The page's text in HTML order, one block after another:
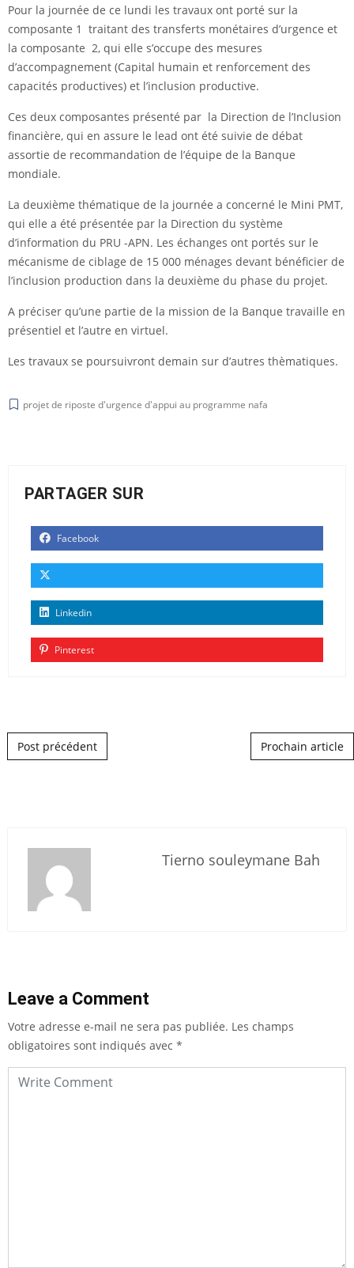
Pour la journée de ce lundi les travaux ont porté sur la
composante 1 traitant des transferts monétaires d’urgence et
la composante 2, qui elle s’occupe des mesures
d’accompagnement (Capital humain et renforcement des
capacités productives) et l’inclusion productive.
Ces deux composantes présenté par la Direction de l’Inclusion
financière, qui en assure le lead ont été suivie de débat
assortie de recommandation de l’équipe de la Banque
mondiale.
La deuxième thématique de la journée a concerné le Mini PMT,
qui elle a été présentée par la Direction du système
d’information du PRU -APN. Les échanges ont portés sur le
mécanisme de ciblage de 15 000 ménages devant bénéficier de
l’inclusion production dans la deuxième du phase du projet.
A préciser qu’une partie de la mission de la Banque travaille en
présentiel et l’autre en virtuel.
Les travaux se poursuivront demain sur d’autres thèmatiques.
projet de riposte d'urgence d'appui au programme nafa
PARTAGER SUR
Facebook
Linkedin
Pinterest
Post navigation
Post précédent Prochain article
Tierno souleymane Bah
Leave a Comment
Votre adresse e-mail ne sera pas publiée. Les champs
obligatoires sont indiqués avec *